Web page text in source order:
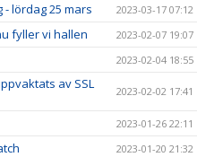
lördag 25 mars 2023-03-17 07:12
fyller vi hallen 2023-02-07 19:07
2023-02-04 18:55
av SSL
2023-02-02 17:41
2023-01-26 22:11
2023-01-20 21:32